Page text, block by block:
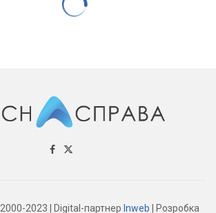
2000-2023 | Digital-партнер Inweb | Розробка